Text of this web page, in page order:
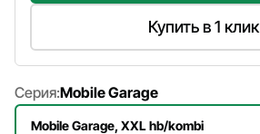
Купить в 1 клик
Серия:Mobile Garage
Mobile Garage, XXL hb/kombi